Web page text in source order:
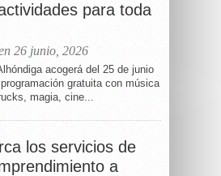
para toda
26 junio, 2026
acogerá del 25 de junio
gratuita con música
magia, cine...
los servicios de
a